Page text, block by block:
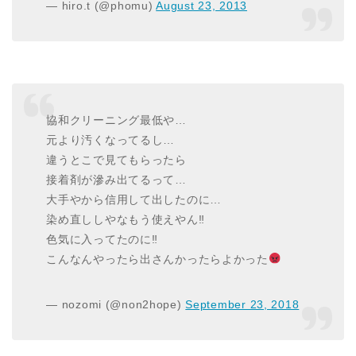
— hiro.t (@phomu)August 23, 2013
協和クリーニング最低や…
元より汚くなってるし…
違うとこで見てもらったら
接着剤が滲み出てるって…
大手やから信用して出したのに…
染め直ししやなもう使えやん‼︎
色気に入ってたのに‼︎
こんなんやったら出さんかったらよかった
— nozomi (@non2hope)September 23, 2018